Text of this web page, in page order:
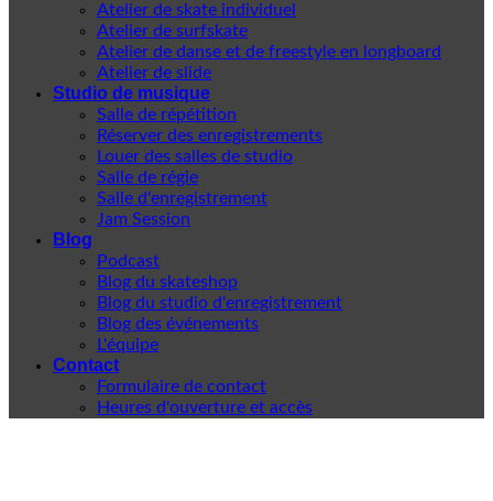
Atelier de skate individuel
Atelier de surfskate
Atelier de danse et de freestyle en longboard
Atelier de slide
Studio de musique
Salle de répétition
Réserver des enregistrements
Louer des salles de studio
Salle de régie
Salle d'enregistrement
Jam Session
Blog
Podcast
Blog du skateshop
Blog du studio d'enregistrement
Blog des événements
L'équipe
Contact
Formulaire de contact
Heures d'ouverture et accès